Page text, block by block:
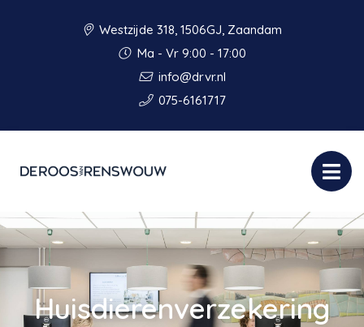
Westzijde 318, 1506GJ, Zaandam
Ma - Vr 9:00 - 17:00
info@drvr.nl
075-6161717
Huisdierenverzekering